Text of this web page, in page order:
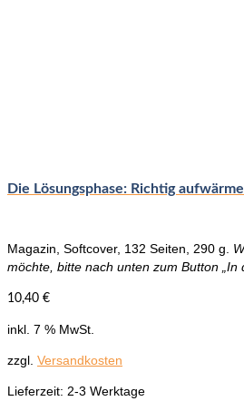
Die Lösungsphase: Richtig
Magazin, Softcover, 132 Seiten, 290 g.
möchte, bitte nach unten zum Button „In
10,40 €
inkl. 7 % MwSt.
zzgl. Versandkosten
Lieferzeit: 2-3 Werktage